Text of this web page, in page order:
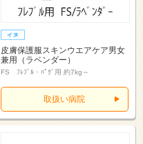
皮膚保護服スキンウエアケア男女
兼用（ラベンダー）
FS ﾌﾚﾌﾞﾙ・ﾊﾟｸﾞ用 約7kg～
取扱い病院